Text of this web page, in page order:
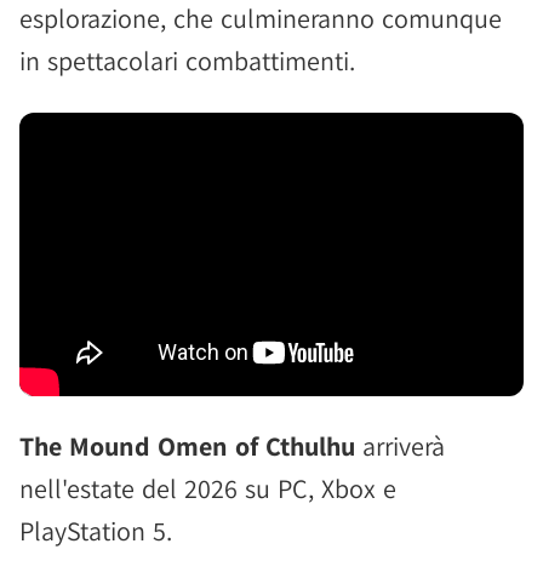
esplorazione, che culmineranno comunque
in spettacolari combattimenti.
The Mound Omen of Cthulhu arriverà
nell'estate del 2026 su PC, Xbox e
PlayStation 5.